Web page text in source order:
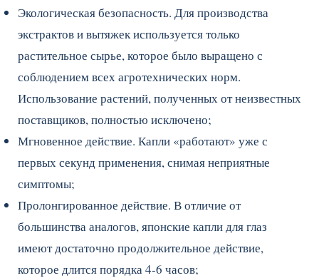
Экологическая безопасность. Для производства
экстрактов и вытяжек используется только
растительное сырье, которое было выращено с
соблюдением всех агротехнических норм.
Использование растений, полученных от неизвестных
поставщиков, полностью исключено;
Мгновенное действие. Капли «работают» уже с
первых секунд применения, снимая неприятные
симптомы;
Пролонгированное действие. В отличие от
большинства аналогов, японские капли для глаз
имеют достаточно продолжительное действие,
которое длится порядка 4-6 часов;